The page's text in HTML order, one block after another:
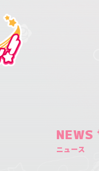
NEWS
ニュース